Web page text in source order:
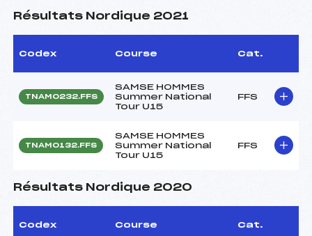
Résultats Nordique 2021
Codex Course Cat.
TNAM0232.FFS
SAMSE HOMMES
Summer National
Tour U15
FFS
TNAM0132.FFS
SAMSE HOMMES
Summer National
Tour U15
FFS
Résultats Nordique 2020
Codex Course Cat.